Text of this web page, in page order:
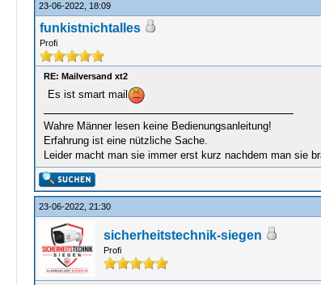
23-06-2022, 18:09
funkistnichtalles
Profi
RE: Mailversand xt2
Es ist smart mail
Wahre Männer lesen keine Bedienungsanleitung!
Erfahrung ist eine nützliche Sache.
Leider macht man sie immer erst kurz nachdem man sie
23-06-2022, 21:30
sicherheitstechnik-siegen
Profi